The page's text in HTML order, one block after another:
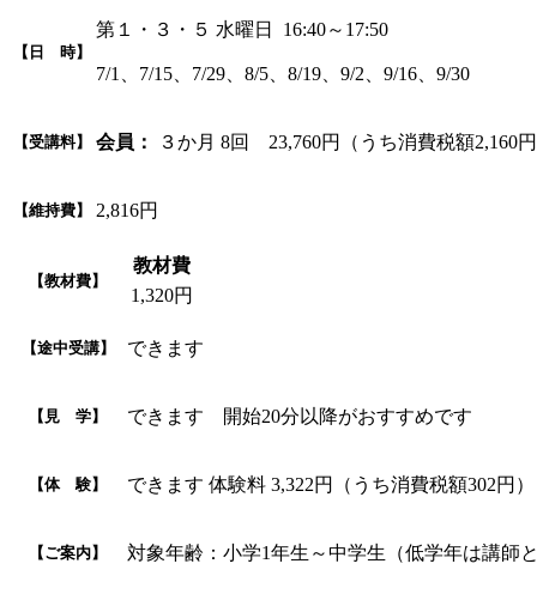
【日 時】
第１・３・５ 水曜日 16:40～17:50
7/1、7/15、7/29、8/5、8/19、9/2、9/16、9/30
【受講料】 会員： ３か月 8回 23,760円（うち消費税額2,160
【維持費】 2,816円
【教材費】
教材費
1,320円
【途中受講】 できます
【見 学】 できます 開始20分以降がおすすめです
【体 験】 できます 体験料 3,322円（うち消費税額302円
【ご案内】 対象年齢：小学1年生～中学生（低学年は講師